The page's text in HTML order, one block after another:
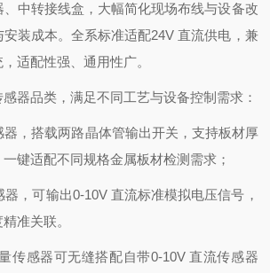
中转接线盒，大幅简化现场布线与设备改
装成本。全系标准适配24V 直流供电，兼
适配性强、通用性广。
器品类，满足不同工艺与设备控制需求：
，搭载两路晶体管输出开关，支持板材厚
键适配不同规格金属板材检测需求；
，可输出0-10V 直流标准模拟电压信号，
准关联。
传感器可无缝搭配自带0-10V 直流传感器